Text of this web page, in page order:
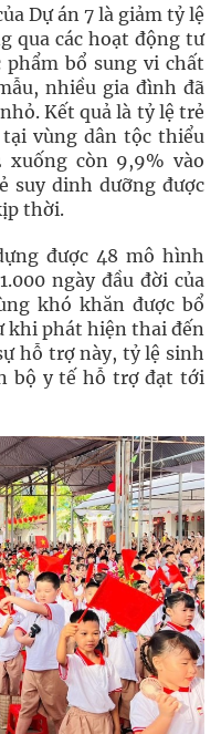
Dự án 7 là giảm tỷ lệ
qua các hoạt động tư
bổ sung vi chất
nhiều gia đình đã
Kết quả là tỷ lệ trẻ
vùng dân tộc thiểu
xuống còn 9,9% vào
suy dinh dưỡng được
thời.
được 48 mô hình
ngày đầu đời của
khó khăn được bổ
khi phát hiện thai đến
hỗ trợ này, tỷ lệ sinh
bộ y tế hỗ trợ đạt tới